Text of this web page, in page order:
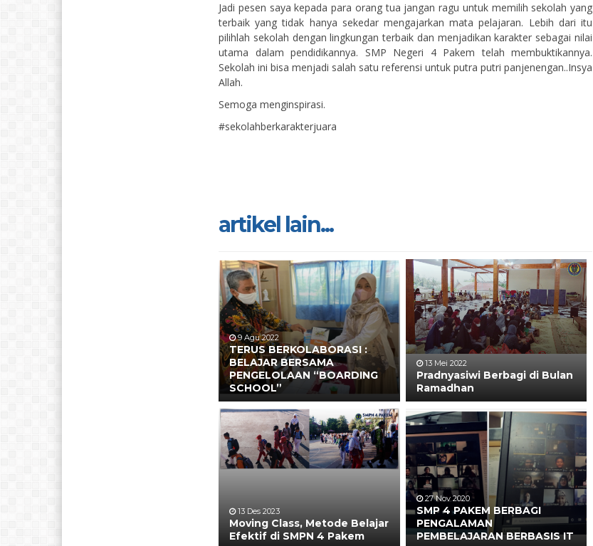
Jadi pesen saya kepada para orang tua jangan ragu untuk memilih sekolah yang
terbaik yang tidak hanya sekedar mengajarkan mata pelajaran. Lebih dari itu
pilihlah sekolah dengan lingkungan terbaik dan menjadikan karakter sebagai nilai
utama dalam pendidikannya. SMP Negeri 4 Pakem telah membuktikannya.
Sekolah ini bisa menjadi salah satu referensi untuk putra putri panjenengan..Insya
Allah.
Semoga menginspirasi.
#sekolahberkarakterjuara
artikel lain...
9 Agu 2022
TERUS BERKOLABORASI :
BELAJAR BERSAMA
PENGELOLAAN “BOARDING
SCHOOL”
13 Mei 2022
Pradnyasiwi Berbagi di Bulan
Ramadhan
13 Des 2023
Moving Class, Metode Belajar
Efektif di SMPN 4 Pakem
27 Nov 2020
SMP 4 PAKEM BERBAGI
PENGALAMAN
PEMBELAJARAN BERBASIS IT